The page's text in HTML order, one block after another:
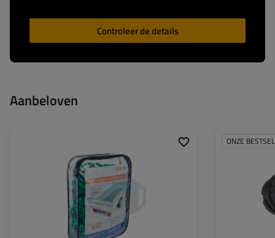
Controleer de details
Aanbeloven
1500x2200 mm
35x35 mm
6 mm
ONZE